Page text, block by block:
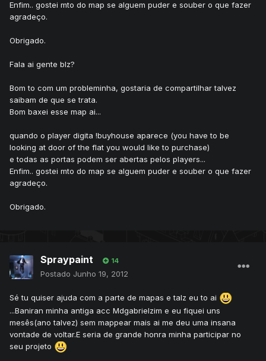
Enfim.. gostei mto do map se alguem puder e souber o que fazer
agradeço.
Obrigado.
Fala ai gente blz?
Bom to com um probleminha, gostaria de compartilhar talvez
saibam de que se trata.
Bom baxei esse map ai...
quando o player digita !buyhouse aparece (you have to be
looking at door of the flat you would like to purchase)
e todas as portas podem ser abertas pelos players...
Enfim.. gostei mto do map se alguem puder e souber o que fazer
agradeço.
Obrigado.
Spraypaint 14
Postado Junho 19, 2012
Sé tu quiser ajuda com a parte de mapas e talz eu to ai
...Baniran minha antiga acc Mdgabrielzim e eu fiquei uns
mesês(ano talvez) sem mappear mais ai me deu uma insana
vontade de voltar.E seria de grande honra minha participar no
seu projeto